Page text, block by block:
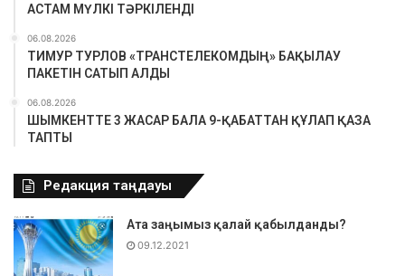
АСТАМ МҮЛКІ ТӘРКІЛЕНДІ
06.08.2026
ТИМУР ТУРЛОВ «ТРАНСТЕЛЕКОМДЫҢ» БАҚЫЛАУ
ПАКЕТІН САТЫП АЛДЫ
06.08.2026
ШЫМКЕНТТЕ 3 ЖАСАР БАЛА 9-ҚАБАТТАН ҚҰЛАП ҚАЗА
ТАПТЫ
Редакция таңдауы
Ата заңымыз қалай қабылданды?
09.12.2021